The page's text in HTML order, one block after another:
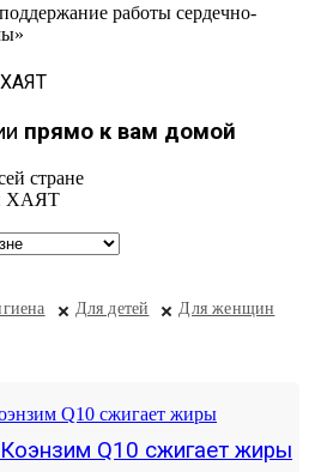
работы сердечно-
прямо к вам домой
стране
Для детей
Для женщин
Q10 сжигает жиры